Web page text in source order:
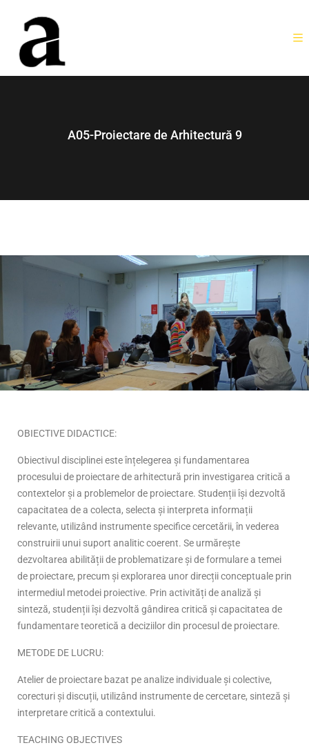
A05-Proiectare de Arhitectură 9
OBIECTIVE DIDACTICE:
Obiectivul disciplinei este înțelegerea și fundamentarea
procesului de proiectare de arhitectură prin investigarea critică a
contextelor și a problemelor de proiectare. Studenții își dezvoltă
capacitatea de a colecta, selecta și interpreta informații
relevante, utilizând instrumente specifice cercetării, în vederea
construirii unui suport analitic coerent. Se urmărește
dezvoltarea abilității de problematizare și de formulare a temei
de proiectare, precum și explorarea unor direcții conceptuale prin
intermediul metodei proiective. Prin activități de analiză și
sinteză, studenții își dezvoltă gândirea critică și capacitatea de
fundamentare teoretică a deciziilor din procesul de proiectare.
METODE DE LUCRU:
Atelier de proiectare bazat pe analize individuale și colective,
corecturi și discuții, utilizând instrumente de cercetare, sinteză și
interpretare critică a contextului.
TEACHING OBJECTIVES